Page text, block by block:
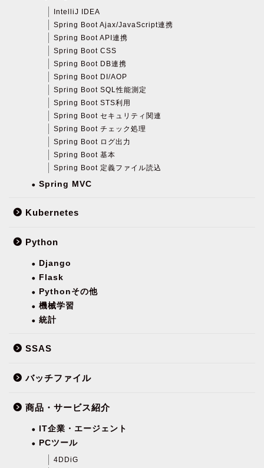
IntelliJ IDEA
Spring Boot Ajax/JavaScript連携
Spring Boot API連携
Spring Boot CSS
Spring Boot DB連携
Spring Boot DI/AOP
Spring Boot SQL性能測定
Spring Boot STS利用
Spring Boot セキュリティ関連
Spring Boot チェック処理
Spring Boot ログ出力
Spring Boot 基本
Spring Boot 定義ファイル読込
Spring MVC
Kubernetes
Python
Django
Flask
Pythonその他
機械学習
統計
SSAS
バッチファイル
商品・サービス紹介
IT企業・エージェント
PCツール
4DDiG